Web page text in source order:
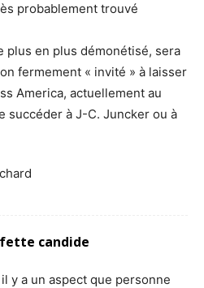
probablement trouvé
plus en plus démonétisé, sera
fermement « invité » à laisser
America, actuellement au
succéder à J-C. Juncker ou à
candide
y a un aspect que personne